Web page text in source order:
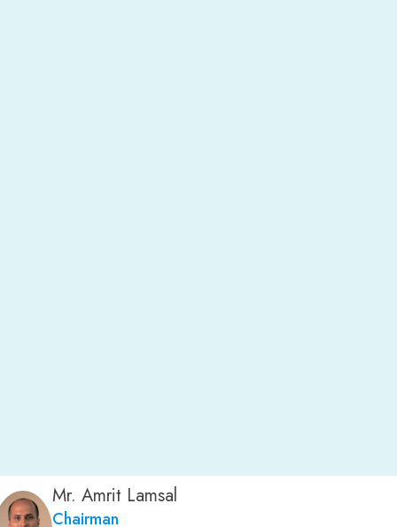
Mr. Amrit Lamsal
Chairman